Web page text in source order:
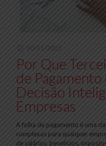
20/01/2025
Por Que
de Pagamento
Decisão
Empresas
A folha de pagamento é uma
complexas para qualquer
de salários, benefícios,